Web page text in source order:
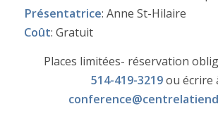
Présentatrice: Anne St-Hilaire
Coût: Gratuit
Places limitées- réservation
514-419-3219ou écrire